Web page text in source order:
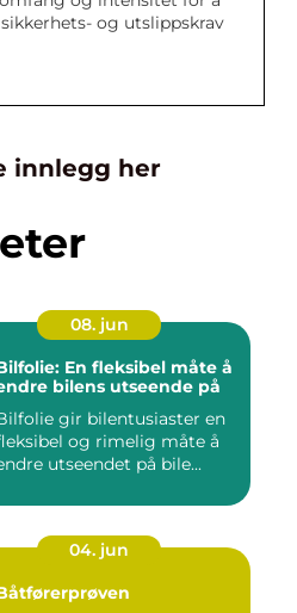
og utslippskrav
innlegg her
08. jun
En fleksibel måte å
bilens utseende på
gir bilentusiaster en
og rimelig måte å
utseendet på bile...
04. jun